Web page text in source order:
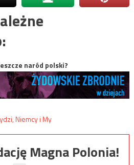
naród polski?
Magna Polonia!